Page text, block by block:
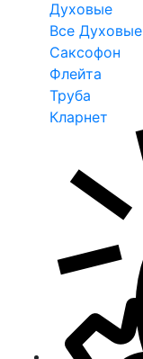
Духовые
Все Духовые
Саксофон
Флейта
Труба
Кларнет